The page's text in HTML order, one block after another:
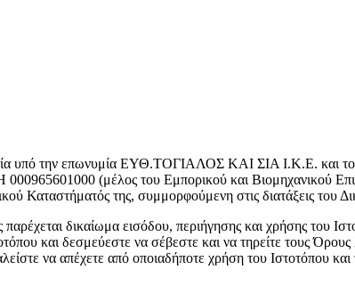
υπό την επωνυμία ΕΥΘ.ΤΟΓΙΑΛΟΣ ΚΑΙ ΣΙΑ Ι.Κ.Ε. και
(μέλος του Εμπορικού και Βιομηχανικού
Καταστήματός της, συμμορφούμενη στις διατάξεις του
δικαίωμα εισόδου, περιήγησης και χρήσης του
και δεσμεύεστε να σέβεστε και να τηρείτε τους
να απέχετε από οποιαδήποτε χρήση του Ιστοτόπου